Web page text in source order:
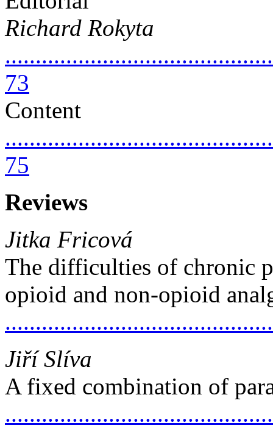
Richard Rokyta
73
Content
75
Reviews
Jitka Fricová
The difficulties of chronic
opioid and non-opioid
Jiří Slíva
A fixed combination of